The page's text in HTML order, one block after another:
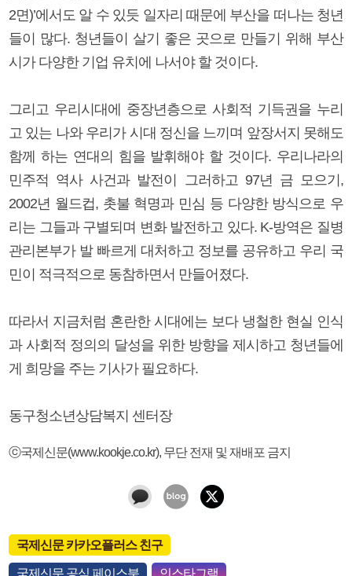
2면)’에서도 알 수 있듯 일자리 때문에 부산을 떠나는 청년
들이 많다. 청년들이 살기 좋은 곳으로 만들기 위해 부산
시가 다양한 기업 유치에 나서야 할 것이다.
그리고 우리시대에 중장년층으로 사회적 기득권을 누리
고 있는 나와 우리가 시대 정신을 느끼며 앞장서지 못해도
함께 하는 연대의 힘을 발휘해야 할 것이다. 우리나라의
민주적 역사 사건과 발전이 그러하고 97년 금 모으기,
2002년 월드컵, 촛불 혁명과 민심 등 다양한 방식으로 우
리는 그들과 구별되며 변화 발전하고 있다. K-방역은 질병
관리본부가 발 빠르게 대처하고 정보를 공유하고 우리 국
민이 적극적으로 동참하면서 만들어졌다.
따라서 지금처럼 혼란한 시대에는 보다 냉철한 현실 인식
과 사회적 정의의 달성을 위한 방향을 제시하고 청년들에
게 희망을 주는 기사가 필요하다.
동구청소년상담복지 센터장
ⓒ국제신문(www.kookje.co.kr), 무단 전재 및 재배포 금지
국제신문 카카오플러스 친구
국제신문 공식 페이스북 인스타그램